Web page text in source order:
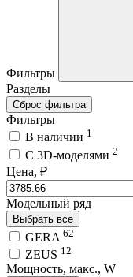
Фильтры
Разделы
Сброс фильтра
Фильтры
В наличии 1
C 3D-моделями 2
Цена, ₽
Модельный ряд
Выбрать все
GERA 62
ZEUS 12
Мощность, макс., W